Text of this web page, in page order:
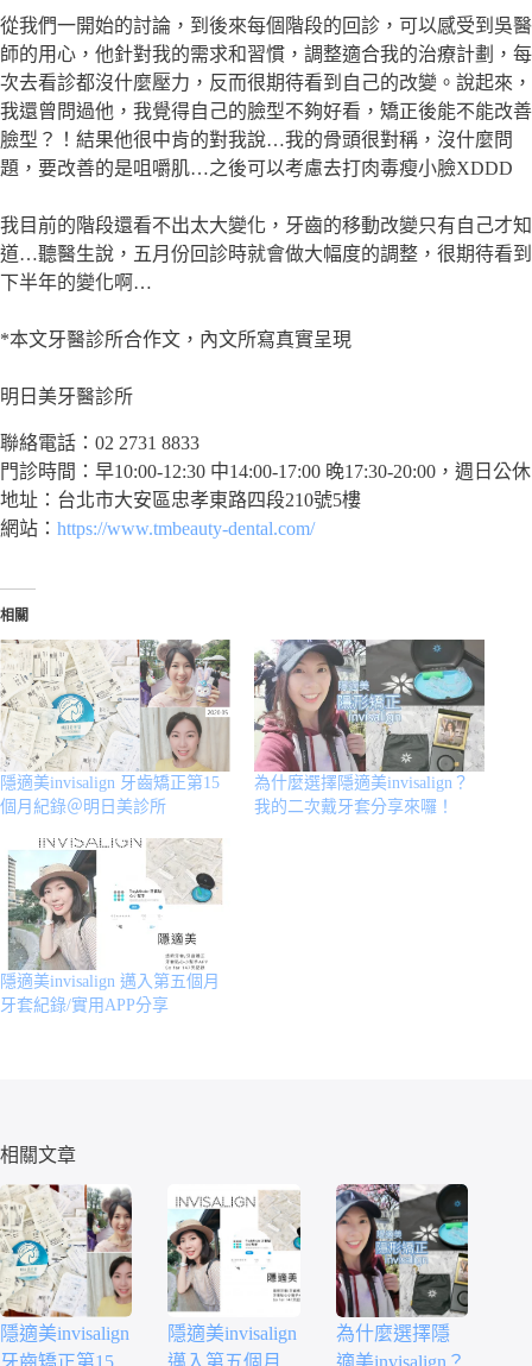
從我們一開始的討論，到後來每個階段的回診，可以感受到吳醫
師的用心，他針對我的需求和習慣，調整適合我的治療計劃，每
次去看診都沒什麼壓力，反而很期待看到自己的改變。說起來，
我還曾問過他，我覺得自己的臉型不夠好看，矯正後能不能改善
臉型？！結果他很中肯的對我說…我的骨頭很對稱，沒什麼問
題，要改善的是咀嚼肌…之後可以考慮去打肉毒瘦小臉XDDD
我目前的階段還看不出太大變化，牙齒的移動改變只有自己才知
道…聽醫生說，五月份回診時就會做大幅度的調整，很期待看到
下半年的變化啊…
*本文牙醫診所合作文，內文所寫真實呈現
明日美牙醫診所
聯絡電話：02 2731 8833
門診時間：早10:00-12:30 中14:00-17:00 晚17:30-20:00，週日公休
地址：台北市大安區忠孝東路四段210號5樓
網站： https://www.tmbeauty-dental.com/
相關
隱適美invisalign 牙齒矯正第15
個月紀錄＠明日美診所
為什麼選擇隱適美invisalign？
我的二次戴牙套分享來囉！
隱適美invisalign 邁入第五個月
牙套紀錄/實用APP分享
相關文章
隱適美invisalign
牙齒矯正第15
隱適美invisalign
邁入第五個月
為什麼選擇隱
適美invisalign？